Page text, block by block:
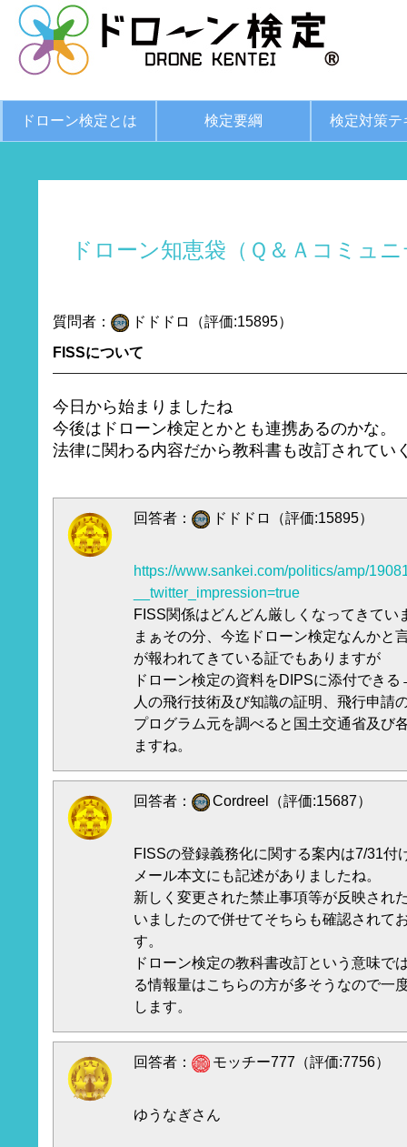
ドローン検定とは 検定要綱 検定対策テ
ドローン知恵袋（Ｑ＆Ａコミュ
質問者：
ドドドロ（評価:15895）
FISSについて
今日から始まりましたね
今後はドローン検定とかとも連携あるのかな。
法律に関わる内容だから教科書も改訂されてい
回答者： ドドドロ（評価:15895）
https://www.sankei.com/politics/amp/
__twitter_impression=true
FISS関係はどんどん厳しくなってきてい
まぁその分、今迄ドローン検定なんかと
が報われてきている証でもありますが
ドローン検定の資料をDIPSに添付でき
人の飛行技術及び知識の証明、飛行申請
プログラム元を調べると国土交通省及び
ますね。
回答者： Cordreel（評価:15687）
FISSの登録義務化に関する案内は7/31付
メール本文にも記述がありましたね。
新しく変更された禁止事項等が反映され
いましたので併せてそちらも確認されて
す。
ドローン検定の教科書改訂という意味で
る情報量はこちらの方が多そうなので一
します。
回答者： モッチー777（評価:7756）
ゆうなぎさん